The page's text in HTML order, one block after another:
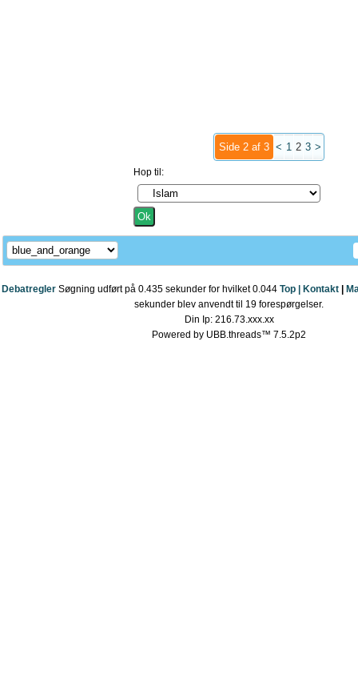
Side 2 af 3 < 1 2 3 >
Hop til:
Debatregler Top | Kontakt
Søgning udført på 0.435 sekunder for hvilket 0.044
sekunder blev anvendt til 19 forespørgelser.
Din Ip: 216.73.xxx.xx
Powered by UBB.threads™ 7.5.2p2